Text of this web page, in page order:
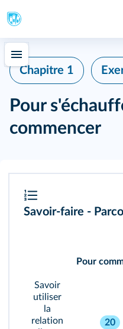
Chapitre 1
Pour
commencer
Savoir-faire -
Pour
Savoir
utiliser
la
relation
20